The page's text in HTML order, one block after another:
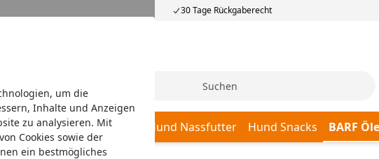
um die
Inhalte und Anzeigen
zu analysieren. Mit
Cookies sowie der
ein bestmögliches
30 Tage Rückgaberecht
Suche
Katze Snacks Hund Nassfutter Hund Snacks BARF Öle